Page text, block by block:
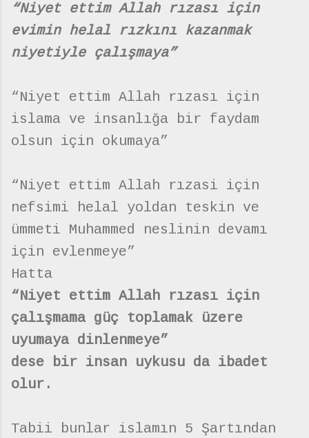
“Niyet ettim Allah rızası için
evimin helal rızkını kazanmak
niyetiyle çalışmaya”
“Niyet ettim Allah rızası için
islama ve insanlığa bir faydam
olsun için okumaya”
“Niyet ettim Allah rızasi için
nefsimi helal yoldan teskin ve
ümmeti Muhammed neslinin devamı
için evlenmeye”
Hatta
“Niyet ettim Allah rızası için
çalışmama güç toplamak üzere
uyumaya dinlenmeye”
dese bir insan uykusu da ibadet
olur.
Tabii bunlar islamın 5 Şartından